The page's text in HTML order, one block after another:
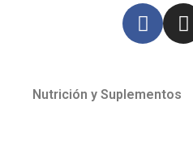
F
a
b
I
n
Nutrición y Suplementos